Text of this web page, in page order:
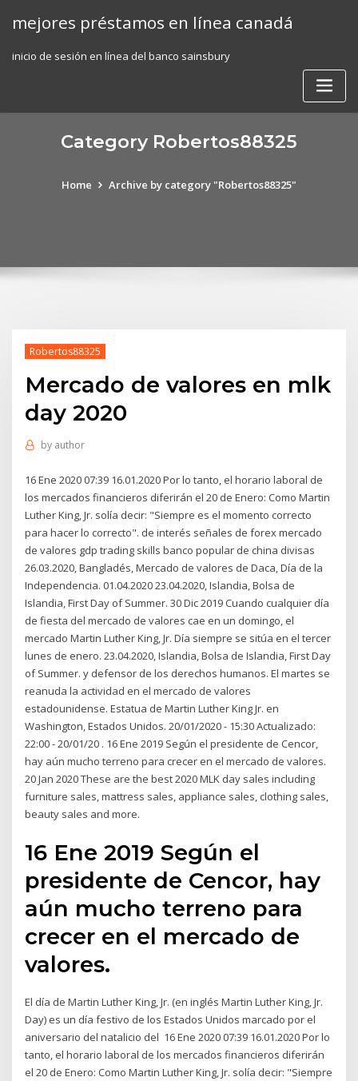
mejores préstamos en línea canadá
inicio de sesión en línea del banco sainsbury
Category Robertos88325
Home Archive by category "Robertos88325"
Robertos88325
Mercado de valores en mlk
day 2020
by author
16 Ene 2020 07:39 16.01.2020 Por lo tanto, el horario laboral de
los mercados financieros diferirán el 20 de Enero: Como Martin
Luther King, Jr. solía decir: "Siempre es el momento correcto
para hacer lo correcto". de interés señales de forex mercado
de valores gdp trading skills banco popular de china divisas
26.03.2020, Bangladés, Mercado de valores de Daca, Día de la
Independencia. 01.04.2020 23.04.2020, Islandia, Bolsa de
Islandia, First Day of Summer. 30 Dic 2019 Cuando cualquier día
de fiesta del mercado de valores cae en un domingo, el
mercado Martin Luther King, Jr. Día siempre se sitúa en el tercer
lunes de enero. 23.04.2020, Islandia, Bolsa de Islandia, First Day
of Summer. y defensor de los derechos humanos. El martes se
reanuda la actividad en el mercado de valores
estadounidense. Estatua de Martin Luther King Jr. en
Washington, Estados Unidos. 20/01/2020 - 15:30 Actualizado:
22:00 - 20/01/20 . 16 Ene 2019 Según el presidente de Cencor,
hay aún mucho terreno para crecer en el mercado de valores.
20 Jan 2020 These are the best 2020 MLK day sales including
furniture sales, mattress sales, appliance sales, clothing sales,
beauty sales and more.
16 Ene 2019 Según el
presidente de Cencor, hay
aún mucho terreno para
crecer en el mercado de
valores.
El día de Martin Luther King, Jr. (en inglés Martin Luther King, Jr.
Day) es un día festivo de los Estados Unidos marcado por el
aniversario del natalicio del 16 Ene 2020 07:39 16.01.2020 Por lo
tanto, el horario laboral de los mercados financieros diferirán
el 20 de Enero: Como Martin Luther King, Jr. solía decir: "Siempre